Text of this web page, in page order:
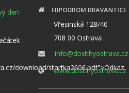
den
download/startka2606.pdf">Odkaz
HIPODROM BRAVANTICE
Vřesinská 128/40
708 00 Ostrava
info@dostihyostrava.cz
www.dostihyostrava.cz